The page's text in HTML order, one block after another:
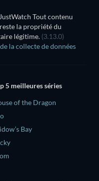
Tout contenu
la propriété du
légitime. (3.13.0)
la collecte de données
5 meilleures séries
of the Dragon
Bay